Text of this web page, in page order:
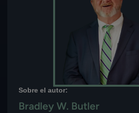
Sobre el autor:
Bradley W. Butler